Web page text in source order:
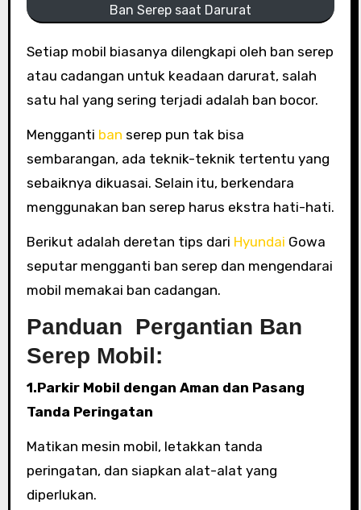
Ban Serep saat Darurat
Setiap mobil biasanya dilengkapi oleh ban serep
atau cadangan untuk keadaan darurat, salah
satu hal yang sering terjadi adalah ban bocor.
Mengganti ban serep pun tak bisa
sembarangan, ada teknik-teknik tertentu yang
sebaiknya dikuasai. Selain itu, berkendara
menggunakan ban serep harus ekstra hati-hati.
Berikut adalah deretan tips dari Hyundai Gowa
seputar mengganti ban serep dan mengendarai
mobil memakai ban cadangan.
Panduan Pergantian Ban
Serep Mobil:
1.Parkir Mobil dengan Aman dan Pasang
Tanda Peringatan
Matikan mesin mobil, letakkan tanda
peringatan, dan siapkan alat-alat yang
diperlukan.